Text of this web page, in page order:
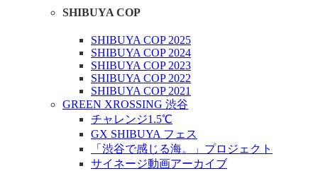
SHIBUYA COP
SHIBUYA COP 2025
SHIBUYA COP 2024
SHIBUYA COP 2023
SHIBUYA COP 2022
SHIBUYA COP 2021
GREEN XROSSING 渋谷
チャレンジ1.5℃
GX SHIBUYA フェス
「渋谷で感じる海。」プロジェクト
サイネージ動画アーカイブ